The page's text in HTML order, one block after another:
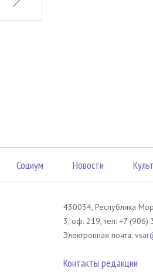
Социум Новости
430034, Республика
3, оф. 219, тел: +7
Электронная почта:
Контакты редакции